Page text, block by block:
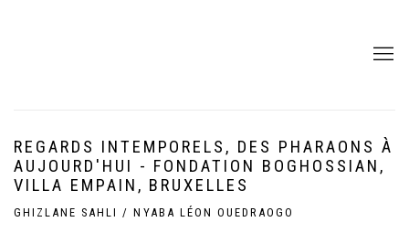
REGARDS INTEMPORELS, DES PHARAONS À
AUJOURD'HUI - FONDATION BOGHOSSIAN,
VILLA EMPAIN, BRUXELLES
GHIZLANE SAHLI / NYABA LÉON OUEDRAOGO